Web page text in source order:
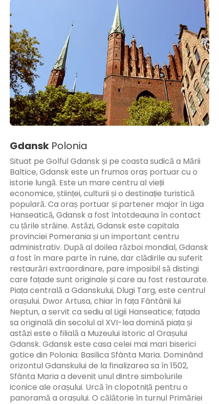
Gdansk Polonia
Situat pe Golful Gdansk și pe coasta sudică a Mării
Baltice, Gdansk este un frumos oraș portuar cu o
istorie lungă. Este un mare centru al vieții
economice, științei, culturii și o destinație turistică
populară. Ca oraș portuar și partener major în Liga
Hanseatică, Gdansk a fost întotdeauna în contact
cu țările străine. Astăzi, Gdansk este capitala
provinciei Pomerania și un important centru
administrativ. După al doilea război mondial, Gdansk
a fost în mare parte în ruine, dar clădirile au suferit
restaurări extraordinare, pare imposibil să distingi
care fațade sunt originale și care au fost restaurate.
Piața centrală a Gdanskului, Dlugi Targ, este centrul
orașului. Dwor Artusa, chiar în fața Fântânii lui
Neptun, a servit ca sediu al Ligii Hanseatice; fațada
sa originală din secolul al XVI-lea domină piața și
astăzi este o filială a Muzeului Istoric al Orașului
Gdansk. Gdansk este casa celei mai mari biserici
gotice din Polonia: Basilica Sfânta Maria. Dominând
orizontul Gdanskului de la finalizarea sa în 1502,
Sfânta Maria a devenit unul dintre simbolurile
iconice ale orașului. Urcă în clopotniță pentru o
panoramă a orașului. O călătorie în turnul Primăriei